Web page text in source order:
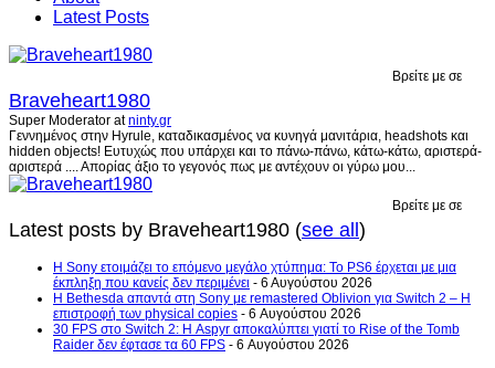
Latest Posts
Βρείτε με σε
Braveheart1980
Super Moderator atninty.gr
Γεννημένος στην Hyrule, καταδικασμένος να κυνηγά μανιτάρια, headshots και
hidden objects! Ευτυχώς που υπάρχει και το πάνω-πάνω, κάτω-κάτω, αριστερά-
αριστερά .... Απορίας άξιο το γεγονός πως με αντέχουν οι γύρω μου...
Βρείτε με σε
Latest posts by Braveheart1980 (see all)
Η Sony ετοιμάζει το επόμενο μεγάλο χτύπημα: Το PS6 έρχεται με μια
έκπληξη που κανείς δεν περιμένει - 6 Αυγούστου 2026
Η Bethesda απαντά στη Sony με remastered Oblivion για Switch 2 – Η
επιστροφή των physical copies - 6 Αυγούστου 2026
30 FPS στο Switch 2: Η Aspyr αποκαλύπτει γιατί το Rise of the Tomb
Raider δεν έφτασε τα 60 FPS - 6 Αυγούστου 2026